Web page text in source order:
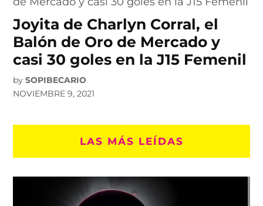
Joyita de Charlyn Corral, el
Balón de Oro de Mercado y
casi 30 goles en la J15 Femenil
by SOPIBECARIO
NOVIEMBRE 9, 2021
LAS MÁS LEÍDAS